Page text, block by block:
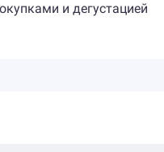
и дегустацией